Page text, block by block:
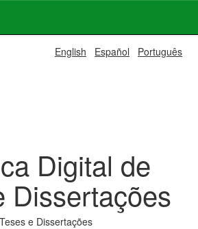
English Español Português
Digital de
Dissertações
e Dissertações